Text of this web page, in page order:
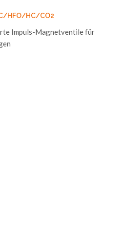
HFO/HC/CO2
Impuls-Magnetventile für